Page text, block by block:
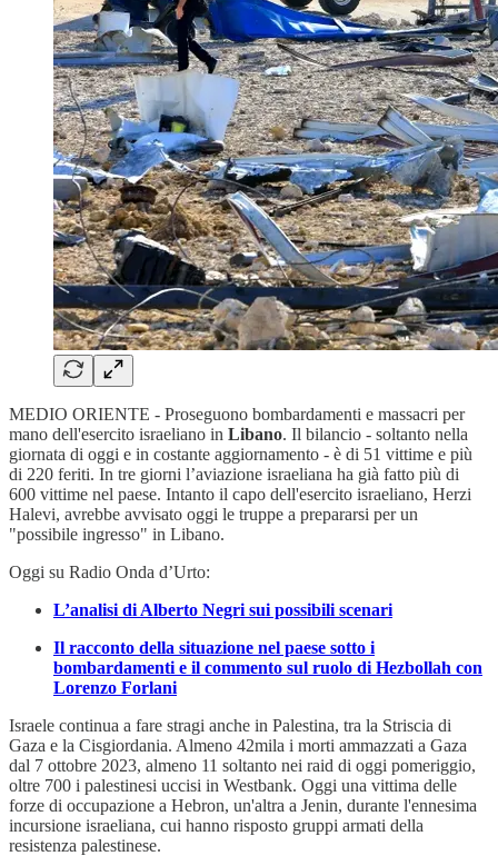
MEDIO ORIENTE - Proseguono bombardamenti e massacri per
mano dell'esercito israeliano in Libano. Il bilancio - soltanto nella
giornata di oggi e in costante aggiornamento - è di 51 vittime e più
di 220 feriti. In tre giorni l’aviazione israeliana ha già fatto più di
600 vittime nel paese. Intanto il capo dell'esercito israeliano, Herzi
Halevi, avrebbe avvisato oggi le truppe a prepararsi per un
"possibile ingresso" in Libano.
Oggi su Radio Onda d’Urto:
L’analisi di Alberto Negri sui possibili scenari
Il racconto della situazione nel paese sotto i
bombardamenti e il commento sul ruolo di Hezbollah con
Lorenzo Forlani
Israele continua a fare stragi anche in Palestina, tra la Striscia di
Gaza e la Cisgiordania. Almeno 42mila i morti ammazzati a Gaza
dal 7 ottobre 2023, almeno 11 soltanto nei raid di oggi pomeriggio,
oltre 700 i palestinesi uccisi in Westbank. Oggi una vittima delle
forze di occupazione a Hebron, un'altra a Jenin, durante l'ennesima
incursione israeliana, cui hanno risposto gruppi armati della
resistenza palestinese.